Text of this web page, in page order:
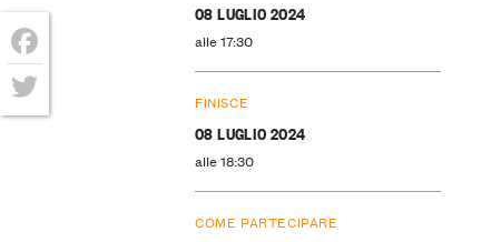
08 LUGLIO 2024
alle 17:30
FINISCE
08 LUGLIO 2024
alle 18:30
COME PARTECIPARE
Facebook
Twitter